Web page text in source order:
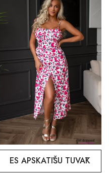
ES APSKATĪŠU TUVĀK